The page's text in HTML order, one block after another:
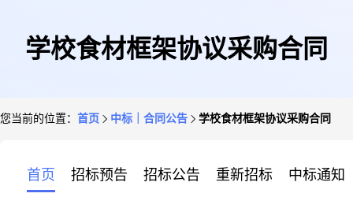
学校食材框架协议采购合同
您当前的位置： 首页 中标｜合同公告 学校食材框架协议采购合同
首页 招标预告 招标公告 重新招标 中标通知